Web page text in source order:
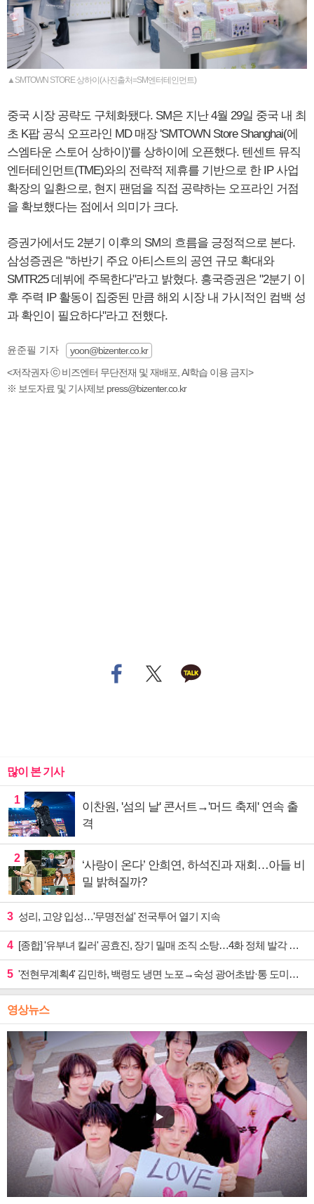
▲SMTOWN STORE 상하이(사진출처=SM엔터테인먼트)
중국 시장 공략도 구체화됐다. SM은 지난 4월 29일 중국 내 최
초 K팝 공식 오프라인 MD 매장 'SMTOWN Store Shanghai(에
스엠타운 스토어 상하이)'를 상하이에 오픈했다. 텐센트 뮤직
엔터테인먼트(TME)와의 전략적 제휴를 기반으로 한 IP 사업
확장의 일환으로, 현지 팬덤을 직접 공략하는 오프라인 거점
을 확보했다는 점에서 의미가 크다.
증권가에서도 2분기 이후의 SM의 흐름을 긍정적으로 본다.
삼성증권은 "하반기 주요 아티스트의 공연 규모 확대와
SMTR25 데뷔에 주목한다"라고 밝혔다. 흥국증권은 "2분기 이
후 주력 IP 활동이 집중된 만큼 해외 시장 내 가시적인 컴백 성
과 확인이 필요하다"라고 전했다.
윤준필 기자
yoon@bizenter.co.kr
<저작권자 ⓒ 비즈엔터 무단전재 및 재배포, AI학습 이용 금지>
※ 보도자료 및 기사제보 press@bizenter.co.kr
많이 본 기사
1
이찬원, '섬의 날' 콘서트→'머드 축제' 연속 출
격
2
‘사랑이 온다’ 안희연, 하석진과 재회…아들 비
밀 밝혀질까?
3 성리, 고양 입성…'무명전설' 전국투어 열기 지속
4 [종합] '유부녀 킬러' 공효진, 장기 밀매 조직 소탕…4화 정체 발각 위기 예고
5 '전현무계획4' 김민하, 백령도 냉면 노포→숙성 광어초밥·통 도미찜 맛집 탐방
영상뉴스